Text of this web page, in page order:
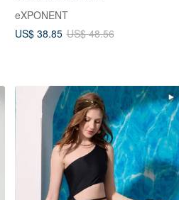
eXPONENT
US$ 38.85 US$ 48.56